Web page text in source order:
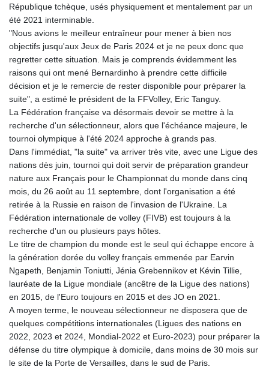
République tchèque, usés physiquement et mentalement par un
été 2021 interminable.
"Nous avions le meilleur entraîneur pour mener à bien nos
objectifs jusqu'aux Jeux de Paris 2024 et je ne peux donc que
regretter cette situation. Mais je comprends évidemment les
raisons qui ont mené Bernardinho à prendre cette difficile
décision et je le remercie de rester disponible pour préparer la
suite", a estimé le président de la FFVolley, Eric Tanguy.
La Fédération française va désormais devoir se mettre à la
recherche d'un sélectionneur, alors que l'échéance majeure, le
tournoi olympique à l'été 2024 approche à grands pas.
Dans l'immédiat, "la suite" va arriver très vite, avec une Ligue des
nations dès juin, tournoi qui doit servir de préparation grandeur
nature aux Français pour le Championnat du monde dans cinq
mois, du 26 août au 11 septembre, dont l'organisation a été
retirée à la Russie en raison de l'invasion de l'Ukraine. La
Fédération internationale de volley (FIVB) est toujours à la
recherche d'un ou plusieurs pays hôtes.
Le titre de champion du monde est le seul qui échappe encore à
la génération dorée du volley français emmenée par Earvin
Ngapeth, Benjamin Toniutti, Jénia Grebennikov et Kévin Tillie,
lauréate de la Ligue mondiale (ancêtre de la Ligue des nations)
en 2015, de l'Euro toujours en 2015 et des JO en 2021.
A moyen terme, le nouveau sélectionneur ne disposera que de
quelques compétitions internationales (Ligues des nations en
2022, 2023 et 2024, Mondial-2022 et Euro-2023) pour préparer la
défense du titre olympique à domicile, dans moins de 30 mois sur
le site de la Porte de Versailles, dans le sud de Paris.